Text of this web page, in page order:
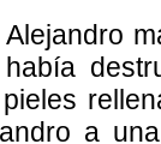
Alejandro
había
a